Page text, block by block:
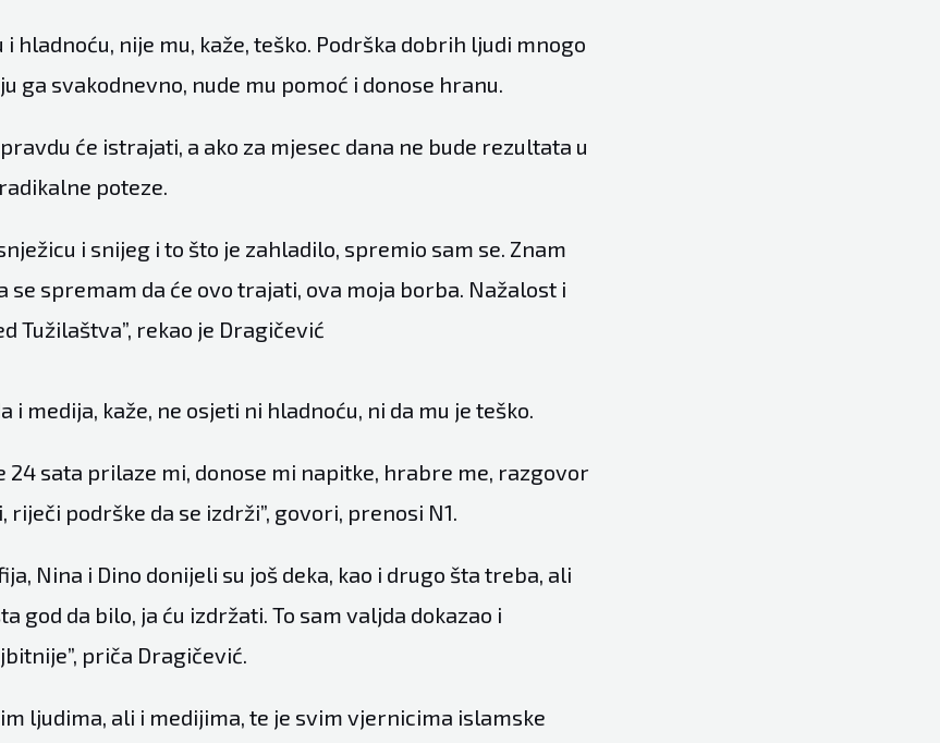
i hladnoću, nije mu, kaže, teško. Podrška dobrih ljudi mnogo
ga svakodnevno, nude mu pomoć i donose hranu.
će istrajati, a ako za mjesec dana ne bude rezultata u
poteze.
i snijeg i to što je zahladilo, spremio sam se. Znam
se spremam da će ovo trajati, ova moja borba. Nažalost i
Tužilaštva”, rekao je Dragičević
i medija, kaže, ne osjeti ni hladnoću, ni da mu je teško.
24 sata prilaze mi, donose mi napitke, hrabre me, razgovor
podrške da se izdrži”, govori, prenosi N1.
Nina i Dino donijeli su još deka, kao i drugo šta treba, ali
god da bilo, ja ću izdržati. To sam valjda dokazao i
priča Dragičević.
ljudima, ali i medijima, te je svim vjernicima islamske